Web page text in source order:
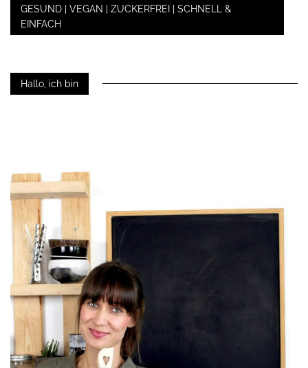
GESUND | VEGAN | ZUCKERFREI | SCHNELL &
EINFACH
Hallo, ich bin